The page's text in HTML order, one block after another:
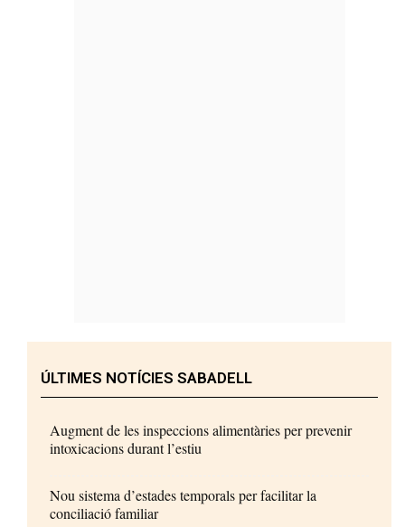
ÚLTIMES NOTÍCIES SABADELL
Augment de les inspeccions alimentàries per prevenir
intoxicacions durant l’estiu
Nou sistema d’estades temporals per facilitar la
conciliació familiar